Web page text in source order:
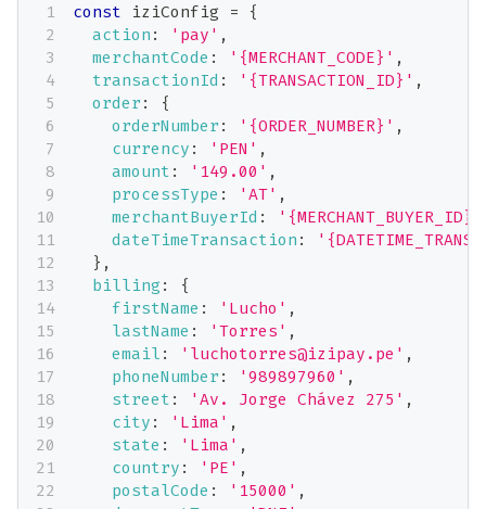
const iziConfig = {
action : 'pay' ,
merchantCode : '{MERCHANT_CODE}' ,
transactionId : '{TRANSACTION_ID}' ,
order :
{
orderNumber : '{ORDER_NUMBER}' ,
currency : 'PEN' ,
amount : '149.00' ,
processType : 'AT' ,
merchantBuyerId : '{MERCHANT_BUYER_ID}'
dateTimeTransaction :
} ,
billing :
{
firstName : 'Lucho' ,
lastName : 'Torres' ,
email : 'luchotorres@izipay.pe' ,
phoneNumber : '989897960' ,
street : 'Av. Jorge Chávez 275' ,
city : 'Lima' ,
state : 'Lima' ,
country : 'PE' ,
postalCode : '15000' ,